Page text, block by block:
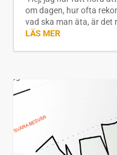
om dagen, hur ofta
vad ska man äta, är det
LÄS MER